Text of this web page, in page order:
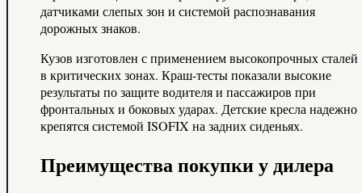
датчиками слепых зон и системой распознавания
дорожных знаков.
Кузов изготовлен с применением высокопрочных сталей
в критических зонах. Краш-тесты показали высокие
результаты по защите водителя и пассажиров при
фронтальных и боковых ударах. Детские кресла надежно
крепятся системой ISOFIX на задних сиденьях.
Преимущества покупки у дилера